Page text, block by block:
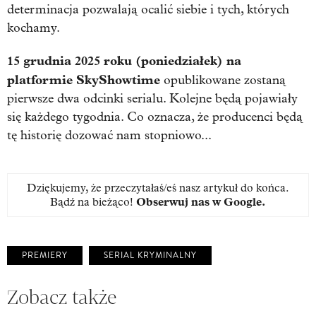
determinacja pozwalają ocalić siebie i tych, których
kochamy.
15 grudnia 2025 roku (poniedziałek) na
platformie SkyShowtime opublikowane zostaną
pierwsze dwa odcinki serialu. Kolejne będą pojawiały
się każdego tygodnia. Co oznacza, że producenci będą
tę historię dozować nam stopniowo...
Dziękujemy, że przeczytałaś/eś nasz artykuł do końca.
Bądź na bieżąco! Obserwuj nas w Google.
PREMIERY SERIAL KRYMINALNY
Zobacz także